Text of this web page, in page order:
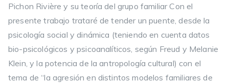
Pichon Rivière y su teoría del grupo familiar Con el
presente trabajo trataré de tender un puente, desde la
psicología social y dinámica (teniendo en cuenta datos
bio-psicológicos y psicoanalíticos, según Freud y Melanie
Klein, y la potencia de la antropología cultural) con el
tema de “la agresión en distintos modelos familiares de